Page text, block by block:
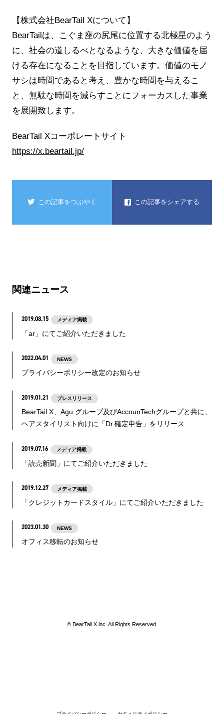
【株式会社BearTail Xについて】
BearTailは、こぐま座の尻尾に位置する北極星のよう
に、社会の道しるべとなるような、大きな価値を届
ける存在になることを目指しています。価値のモノ
サシは時間であると考え、豊かな時間を与えるこ
と、無駄な時間を減らすことにフォーカスした事業
を展開致します。
BearTail Xコーポレートサイト
https://x.beartail.jp/
この記事をつぶやく この記事をシェアする
関連ニュース
2019.08.15 メディア掲載
「ar」にてご紹介いただきました
2022.04.01 NEWS
プライバシーポリシー改定のお知らせ
2019.01.21 プレスリリース
BearTail X、Agu.グループ及びAccounTechグループと共に、
ヘアスタイリスト向けに「Dr.確定申告」をリリース
2019.07.16 メディア掲載
「読売新聞」にてご紹介いただきました
2019.12.27 メディア掲載
「クレジットカードスタイル」にてご紹介いただきました
2023.01.30 NEWS
オフィス移転のお知らせ
© BearTail X inc. All Rights Reserved.